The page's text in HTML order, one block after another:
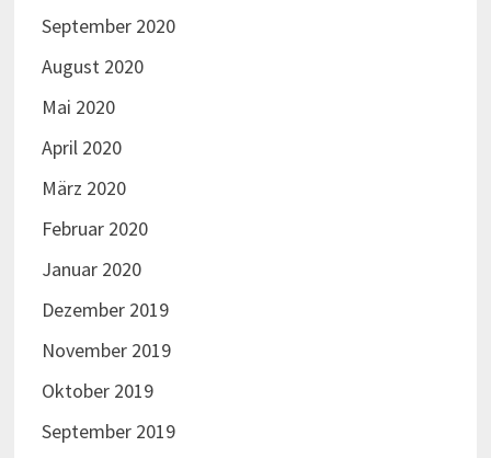
September 2020
August 2020
Mai 2020
April 2020
März 2020
Februar 2020
Januar 2020
Dezember 2019
November 2019
Oktober 2019
September 2019